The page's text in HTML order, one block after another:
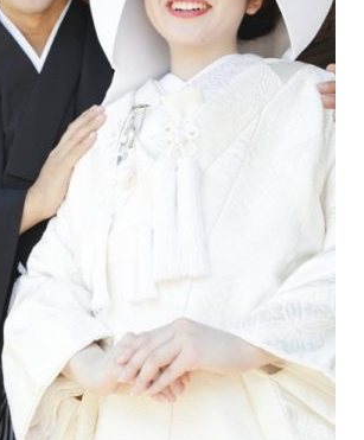
クリップリスト